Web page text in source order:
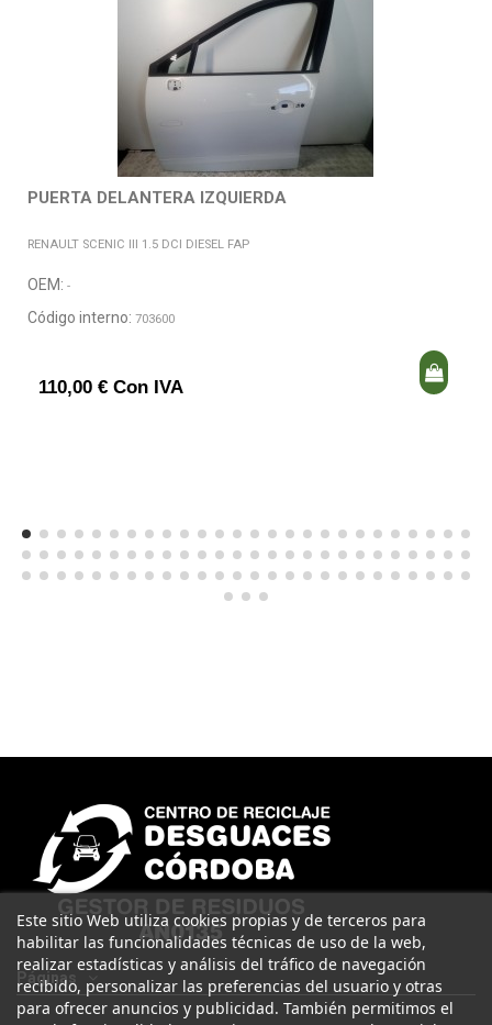
PUERTA DELANTERA IZQUIERDA
RENAULT SCENIC III 1.5 DCI DIESEL FAP
OEM: -
Código interno: 703600
110,00 € Con IVA
Páginas
Este sitio Web utiliza cookies propias y de terceros para
habilitar las funcionalidades técnicas de uso de la web,
realizar estadísticas y análisis del tráfico de navegación
recibido, personalizar las preferencias del usuario y otras
para ofrecer anuncios y publicidad. También permitimos el